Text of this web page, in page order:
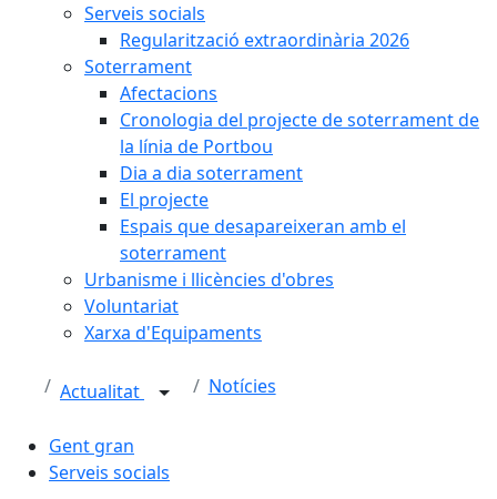
Serveis socials
Regularització extraordinària 2026
Soterrament
Afectacions
Cronologia del projecte de soterrament de
la línia de Portbou
Dia a dia soterrament
El projecte
Espais que desapareixeran amb el
soterrament
Urbanisme i llicències d'obres
Voluntariat
Xarxa d'Equipaments
Actualitat Notícies
Gent gran
Serveis socials